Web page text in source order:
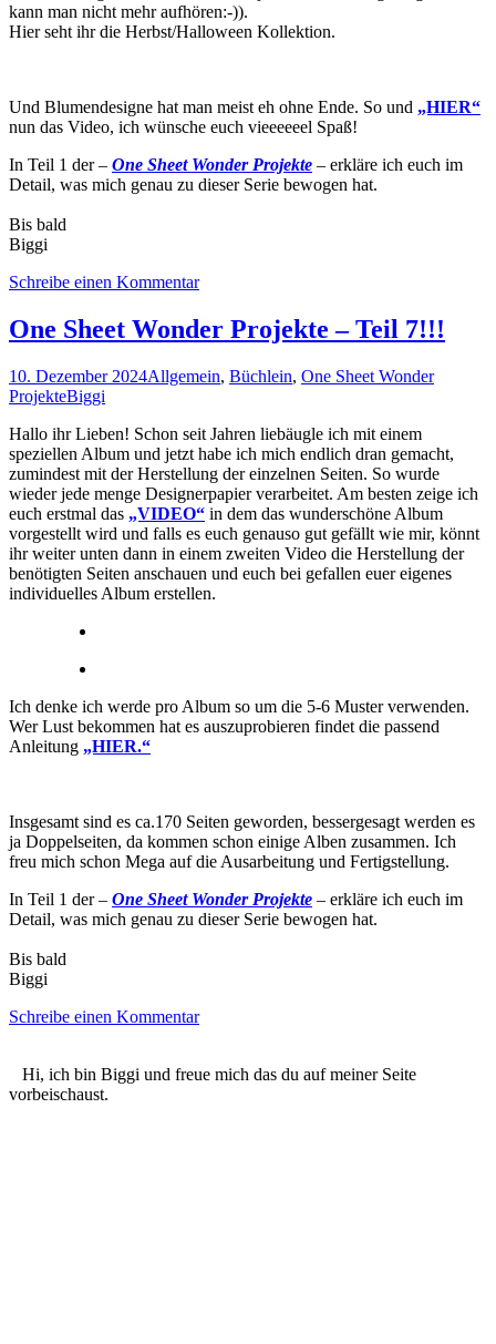
kann man nicht mehr aufhören:-)).
Hier seht ihr die Herbst/Halloween Kollektion.
Und Blumendesigne hat man meist eh ohne Ende. So und „HIER“
nun das Video, ich wünsche euch vieeeeeel Spaß!
In Teil 1 der – One Sheet Wonder Projekte – erkläre ich euch im
Detail, was mich genau zu dieser Serie bewogen hat.
Bis bald
Biggi
Schreibe einen Kommentar
One Sheet Wonder Projekte – Teil 7!!!
10. Dezember 2024Allgemein, Büchlein, One Sheet Wonder
ProjekteBiggi
Hallo ihr Lieben! Schon seit Jahren liebäugle ich mit einem
speziellen Album und jetzt habe ich mich endlich dran gemacht,
zumindest mit der Herstellung der einzelnen Seiten. So wurde
wieder jede menge Designerpapier verarbeitet. Am besten zeige ich
euch erstmal das „VIDEO“ in dem das wunderschöne Album
vorgestellt wird und falls es euch genauso gut gefällt wie mir, könnt
ihr weiter unten dann in einem zweiten Video die Herstellung der
benötigten Seiten anschauen und euch bei gefallen euer eigenes
individuelles Album erstellen.
Ich denke ich werde pro Album so um die 5-6 Muster verwenden.
Wer Lust bekommen hat es auszuprobieren findet die passend
Anleitung „HIER.“
Insgesamt sind es ca.170 Seiten geworden, bessergesagt werden es
ja Doppelseiten, da kommen schon einige Alben zusammen. Ich
freu mich schon Mega auf die Ausarbeitung und Fertigstellung.
In Teil 1 der – One Sheet Wonder Projekte – erkläre ich euch im
Detail, was mich genau zu dieser Serie bewogen hat.
Bis bald
Biggi
Schreibe einen Kommentar
Hi, ich bin Biggi und freue mich das du auf meiner Seite
vorbeischaust.